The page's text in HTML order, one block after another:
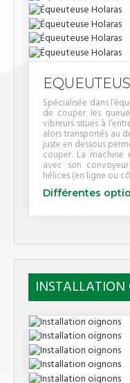
Spécialisée dans
de couper les
vibreurs situés à
alors transportés au
juste en dessous
couper. La
avec son
hélices (en ligne ou
Différentes
INSTALLATION